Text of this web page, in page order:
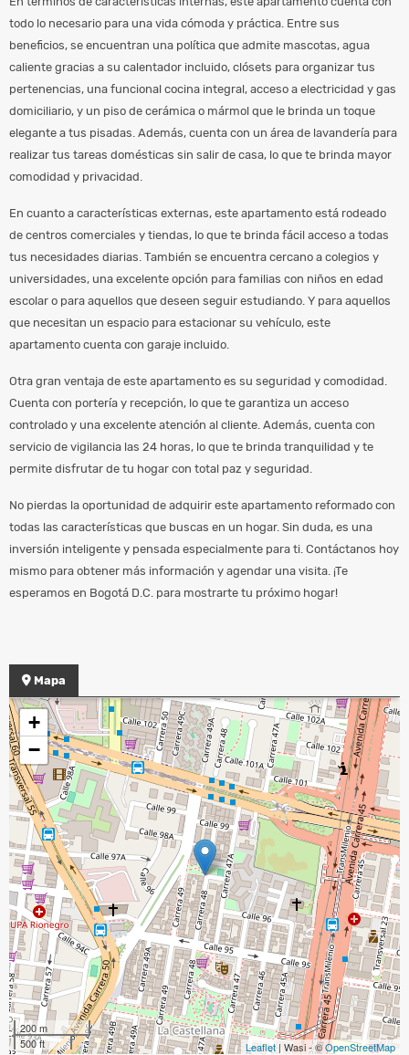
todo lo necesario para una vida cómoda y práctica. Entre sus
beneficios, se encuentran una política que admite mascotas, agua
caliente gracias a su calentador incluido, clósets para organizar tus
pertenencias, una funcional cocina integral, acceso a electricidad y gas
domiciliario, y un piso de cerámica o mármol que le brinda un toque
elegante a tus pisadas. Además, cuenta con un área de lavandería para
realizar tus tareas domésticas sin salir de casa, lo que te brinda mayor
comodidad y privacidad.
En cuanto a características externas, este apartamento está rodeado
de centros comerciales y tiendas, lo que te brinda fácil acceso a todas
tus necesidades diarias. También se encuentra cercano a colegios y
universidades, una excelente opción para familias con niños en edad
escolar o para aquellos que deseen seguir estudiando. Y para aquellos
que necesitan un espacio para estacionar su vehículo, este
apartamento cuenta con garaje incluido.
Otra gran ventaja de este apartamento es su seguridad y comodidad.
Cuenta con portería y recepción, lo que te garantiza un acceso
controlado y una excelente atención al cliente. Además, cuenta con
servicio de vigilancia las 24 horas, lo que te brinda tranquilidad y te
permite disfrutar de tu hogar con total paz y seguridad.
No pierdas la oportunidad de adquirir este apartamento reformado con
todas las características que buscas en un hogar. Sin duda, es una
inversión inteligente y pensada especialmente para ti. Contáctanos hoy
mismo para obtener más información y agendar una visita. ¡Te
esperamos en Bogotá D.C. para mostrarte tu próximo hogar!
Mapa
+
−
200 m
500 ft
Leaflet | Wasi - ©OpenStreetMap